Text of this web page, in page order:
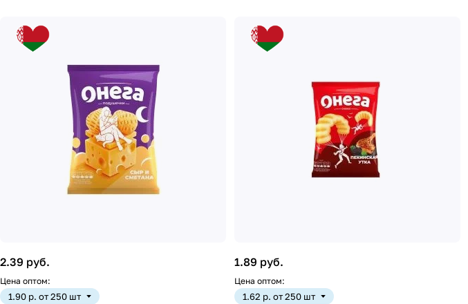
2.39 руб.
Цена оптом:
1.90 р. от 250 шт
1.89 руб.
Цена оптом:
1.62 р. от 250 шт